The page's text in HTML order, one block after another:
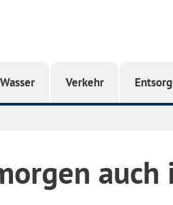
Wasser Verkehr
auch